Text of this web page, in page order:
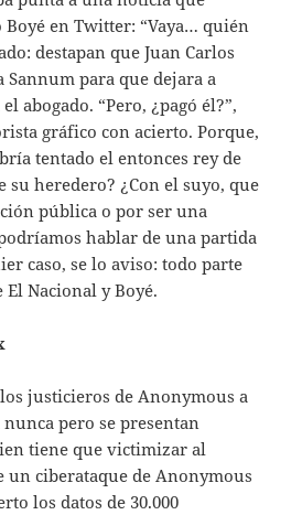
Boyé en Twitter: “Vaya… quién
destapan que Juan Carlos
Sannum para que dejara a
abogado. “Pero, ¿pagó él?”,
gráfico con acierto. Porque,
tentado el entonces rey de
su heredero? ¿Con el suyo, que
pública o por ser una
hablar de una partida
caso, se lo aviso: todo parte
Nacional y Boyé.
justicieros de Anonymous a
pero se presentan
tiene que victimizar al
un ciberataque de Anonymous
los datos de 30.000